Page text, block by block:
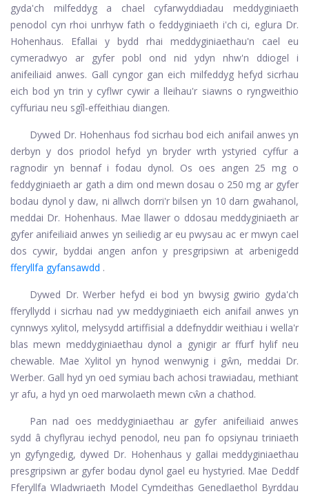
gyda'ch milfeddyg a chael cyfarwyddiadau meddyginiaeth
penodol cyn rhoi unrhyw fath o feddyginiaeth i'ch ci, eglura Dr.
Hohenhaus. Efallai y bydd rhai meddyginiaethau'n cael eu
cymeradwyo ar gyfer pobl ond nid ydyn nhw'n ddiogel i
anifeiliaid anwes. Gall cyngor gan eich milfeddyg hefyd sicrhau
eich bod yn trin y cyflwr cywir a lleihau'r siawns o ryngweithio
cyffuriau neu sgîl-effeithiau diangen.
Dywed Dr. Hohenhaus fod sicrhau bod eich anifail anwes yn
derbyn y dos priodol hefyd yn bryder wrth ystyried cyffur a
ragnodir yn bennaf i fodau dynol. Os oes angen 25 mg o
feddyginiaeth ar gath a dim ond mewn dosau o 250 mg ar gyfer
bodau dynol y daw, ni allwch dorri'r bilsen yn 10 darn gwahanol,
meddai Dr. Hohenhaus. Mae llawer o ddosau meddyginiaeth ar
gyfer anifeiliaid anwes yn seiliedig ar eu pwysau ac er mwyn cael
dos cywir, byddai angen anfon y presgripsiwn at arbenigedd
fferyllfa gyfansawdd .
Dywed Dr. Werber hefyd ei bod yn bwysig gwirio gyda'ch
fferyllydd i sicrhau nad yw meddyginiaeth eich anifail anwes yn
cynnwys xylitol, melysydd artiffisial a ddefnyddir weithiau i wella'r
blas mewn meddyginiaethau dynol a gynigir ar ffurf hylif neu
chewable. Mae Xylitol yn hynod wenwynig i gŵn, meddai Dr.
Werber. Gall hyd yn oed symiau bach achosi trawiadau, methiant
yr afu, a hyd yn oed marwolaeth mewn cŵn a chathod.
Pan nad oes meddyginiaethau ar gyfer anifeiliaid anwes
sydd â chyflyrau iechyd penodol, neu pan fo opsiynau triniaeth
yn gyfyngedig, dywed Dr. Hohenhaus y gallai meddyginiaethau
presgripsiwn ar gyfer bodau dynol gael eu hystyried. Mae Deddf
Fferyllfa Wladwriaeth Model Cymdeithas Genedlaethol Byrddau